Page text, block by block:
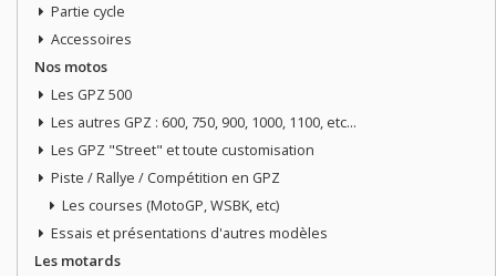
Partie cycle
Accessoires
Nos motos
Les GPZ 500
Les autres GPZ : 600, 750, 900, 1000, 1100, etc...
Les GPZ "Street" et toute customisation
Piste / Rallye / Compétition en GPZ
Les courses (MotoGP, WSBK, etc)
Essais et présentations d'autres modèles
Les motards